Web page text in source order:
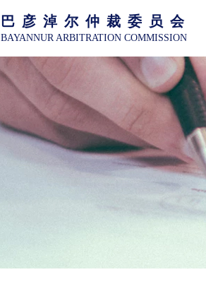
巴 彦 淖 尔 仲 裁 委 员 会
BAYANNUR ARBITRATION COMMISSION